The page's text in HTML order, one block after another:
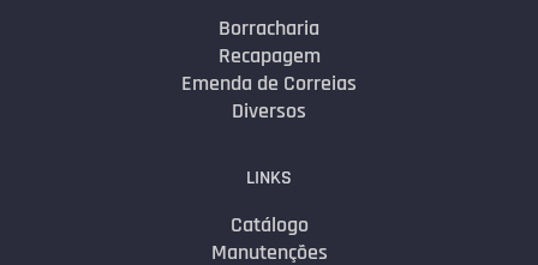
Borracharia
Recapagem
Emenda de Correias
Diversos
LINKS
Catálogo
Manutenções